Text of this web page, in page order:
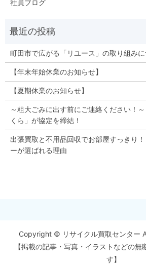
社員ブログ
町田市で広がる「リユース」の取り組みに
【年末年始休業のお知らせ】
【夏期休業のお知らせ】
～粗大ごみに出す前にご連絡ください！
くら」が協定を締結！
出張買取と不用品回収でお部屋すっきり
ーが選ばれる理由
Copyright © リサイクル買取センター
【掲載の記事・写真・イラストなどの無
す】